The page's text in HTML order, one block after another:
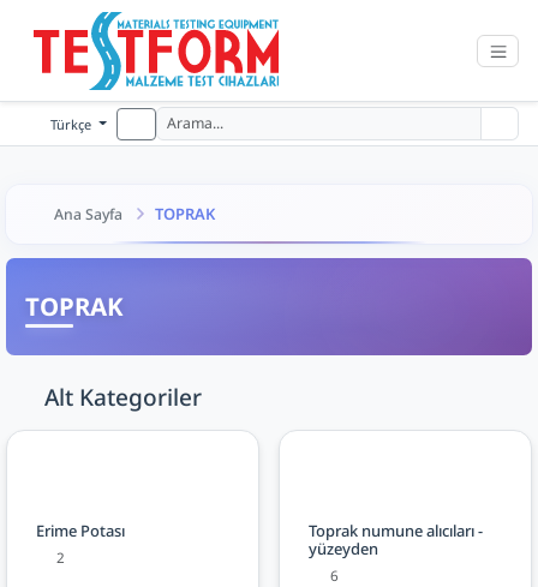
Türkçe
Ana Sayfa TOPRAK
TOPRAK
Alt Kategoriler
Erime Potası
2
Toprak numune alıcıları -
yüzeyden
6